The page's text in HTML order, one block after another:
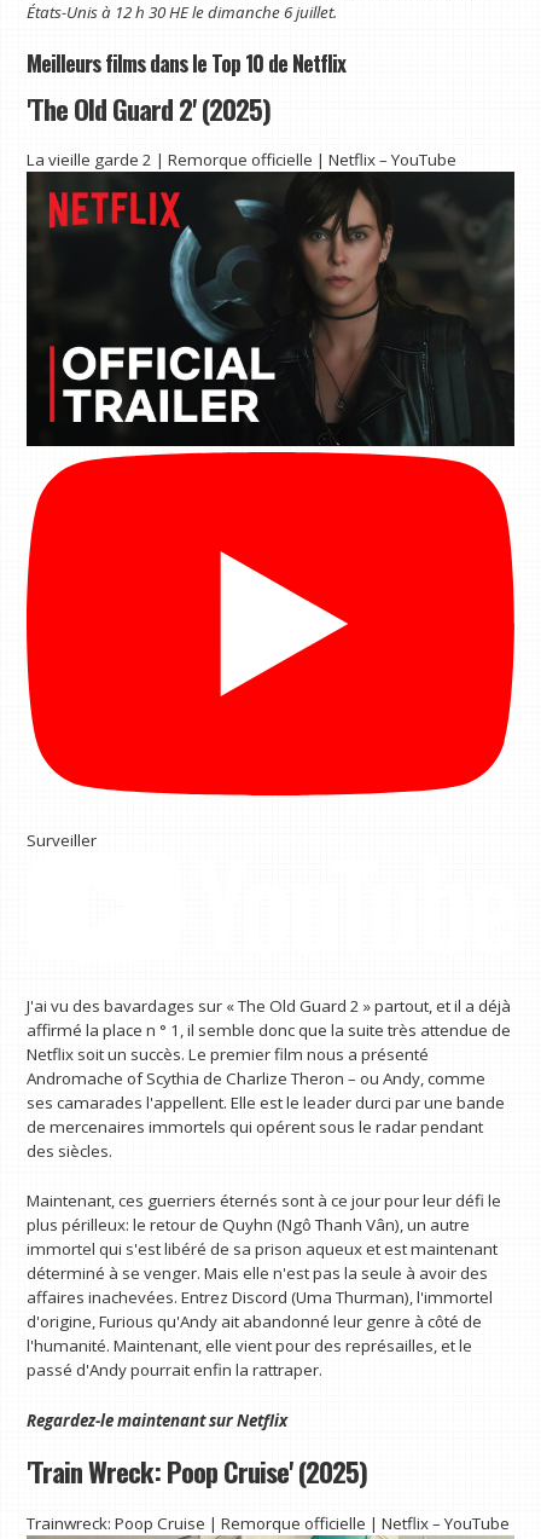
États-Unis à 12 h 30 HE le dimanche 6 juillet.
Meilleurs films dans le Top 10 de Netflix
'The Old Guard 2' (2025)
La vieille garde 2 | Remorque officielle | Netflix – YouTube
Surveiller
J'ai vu des bavardages sur « The Old Guard 2 » partout, et il a déjà
affirmé la place n ° 1, il semble donc que la suite très attendue de
Netflix soit un succès. Le premier film nous a présenté
Andromache of Scythia de Charlize Theron – ou Andy, comme
ses camarades l'appellent. Elle est le leader durci par une bande
de mercenaires immortels qui opérent sous le radar pendant
des siècles.
Maintenant, ces guerriers éternés sont à ce jour pour leur défi le
plus périlleux: le retour de Quyhn (Ngô Thanh Vân), un autre
immortel qui s'est libéré de sa prison aqueux et est maintenant
déterminé à se venger. Mais elle n'est pas la seule à avoir des
affaires inachevées. Entrez Discord (Uma Thurman), l'immortel
d'origine, Furious qu'Andy ait abandonné leur genre à côté de
l'humanité. Maintenant, elle vient pour des représailles, et le
passé d'Andy pourrait enfin la rattraper.
Regardez-le maintenant surNetflix
'Train Wreck: Poop Cruise' (2025)
Trainwreck: Poop Cruise | Remorque officielle | Netflix – YouTube